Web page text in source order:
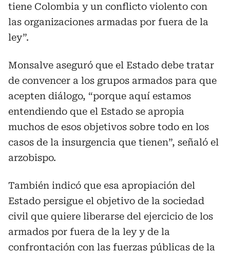
tiene Colombia y un conflicto violento con
las organizaciones armadas por fuera de la
ley”.
Monsalve aseguró que el Estado debe tratar
de convencer a los grupos armados para que
acepten diálogo, “porque aquí estamos
entendiendo que el Estado se apropia
muchos de esos objetivos sobre todo en los
casos de la insurgencia que tienen”, señaló el
arzobispo.
También indicó que esa apropiación del
Estado persigue el objetivo de la sociedad
civil que quiere liberarse del ejercicio de los
armados por fuera de la ley y de la
confrontación con las fuerzas públicas de la